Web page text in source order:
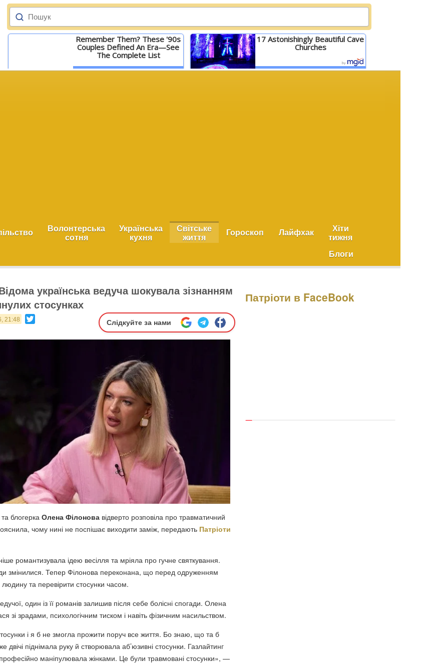
Remember Them? These '90s
Couples Defined An Era—See
The Complete List
Детальніше
17 Astonishingly Beautiful Cave
Churches
Детальніше
Волонтерська
сотня
Українська
кухня
Світське
життя Гороскоп Лайфхак Хіти
тижня
Блоги
українська ведуча шокувала зізнанням
стосунках
21:48 Слідкуйте за нами
блогерка Олена Філонова відверто розповіла про травматичний
чому нині не поспішає виходити заміж, передають Патріоти
романтизувала ідею весілля та мріяла про гучне святкування.
змінилися. Тепер Філонова переконана, що перед одруженням
та перевірити стосунки часом.
один із її романів залишив після себе болісні спогади. Олена
зі зрадами, психологічним тиском і навіть фізичним насильством.
і я б не змогла прожити поруч все життя. Бо знаю, що та б
піднімала руку й створювала аб’юзивні стосунки. Газлайтинг
маніпулювала жінками. Це були травмовані стосунки», —
Патріоти в FaceBook